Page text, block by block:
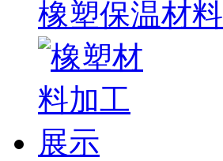
橡塑保温材料